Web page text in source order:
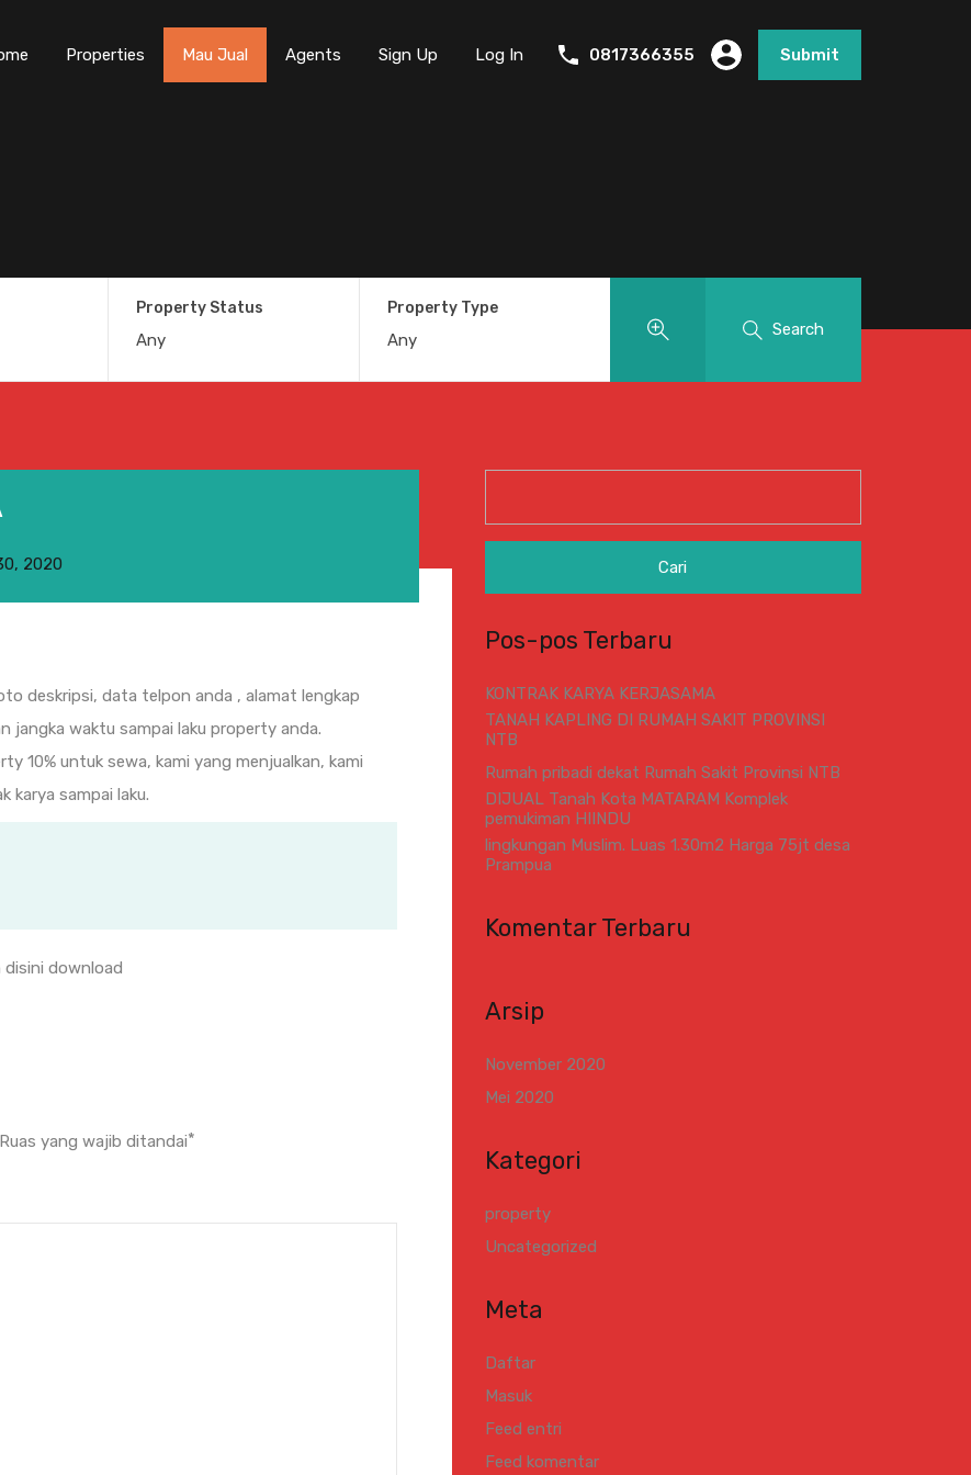
Properties Mau Jual Agents Sign Up Log In 0817366355 Submit
Property Status Property Type
Search
2020
deskripsi, data telpon anda , alamat lengkap
jangka waktu sampai laku property anda.
10% untuk sewa, kami yang menjualkan, kami
karya sampai laku.
disini download
Ruas yang wajib ditandai*
Pos-pos Terbaru
KONTRAK KARYA KERJASAMA
TANAH KAPLING DI RUMAH SAKIT PROVINSI
NTB
Rumah pribadi dekat Rumah Sakit Provinsi NTB
DIJUAL Tanah Kota MATARAM Komplek
pemukiman HIINDU
lingkungan Muslim. Luas 1.30m2 Harga 75jt desa
Prampua
Komentar Terbaru
Arsip
November 2020
Mei 2020
Kategori
property
Uncategorized
Meta
Daftar
Masuk
Feed entri
Feed komentar